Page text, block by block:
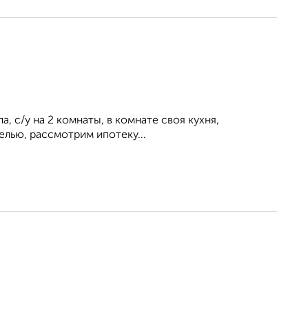
с/у на 2 комнаты, в комнате своя кухня,
рассмотрим ипотеку...